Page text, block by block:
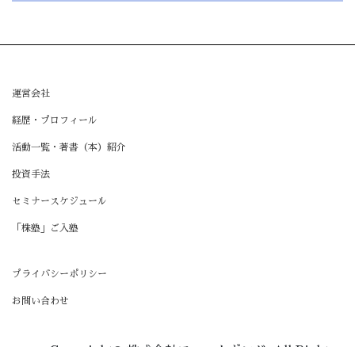
運営会社
経歴・プロフィール
活動一覧・著書（本）紹介
投資手法
セミナースケジュール
「株塾」ご入塾
プライバシーポリシー
お問い合わせ